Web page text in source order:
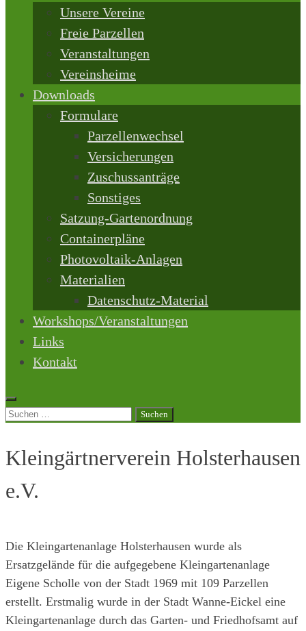
Unsere Vereine
Freie Parzellen
Veranstaltungen
Vereinsheime
Downloads
Formulare
Parzellenwechsel
Versicherungen
Zuschussanträge
Sonstiges
Satzung-Gartenordnung
Containerpläne
Photovoltaik-Anlagen
Materialien
Datenschutz-Material
Workshops/Veranstaltungen
Links
Kontakt
Suchen
Kleingärtnerverein Holsterhausen
e.V.
Die Kleingartenanlage Holsterhausen wurde als
Ersatzgelände für die aufgegebene Kleingartenanlage
Eigene Scholle von der Stadt 1969 mit 109 Parzellen
erstellt. Erstmalig wurde in der Stadt Wanne-Eickel eine
Kleingartenanlage durch das Garten- und Friedhofsamt auf